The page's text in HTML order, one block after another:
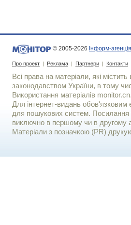
© 2005-2026 Інформ-
Про проект | Реклама | Партнери | Контакти
Всі права на матеріали, які
законодавством України, в тому
Використання матерiалiв
Для iнтернет-видань обов'язковим
для пошукових систем. Посилання
виключно в першому чи в другому
Матеріали з позначкою (PR)